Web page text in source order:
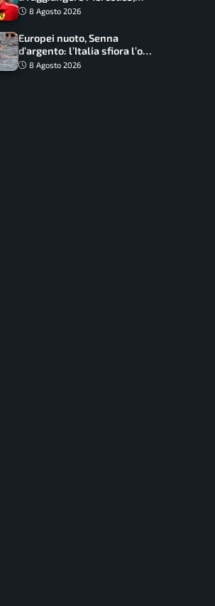
novità per la Macarena
8 Agosto 2026
Europei nuoto, Senna
d’argento: l’Italia sfiora l’oro
nella staffetta, Paltrinieri
8 Agosto 2026